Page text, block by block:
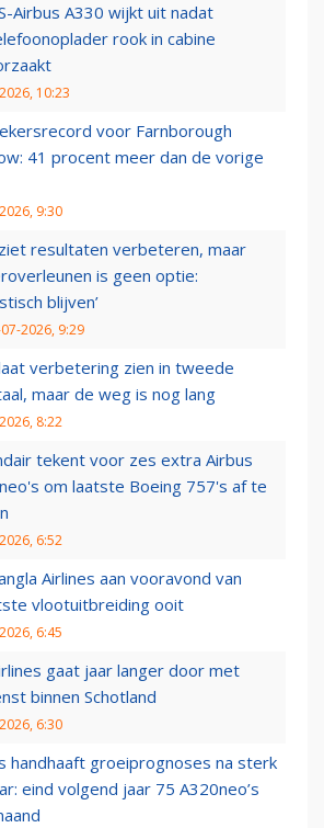
Airbus A330 wijkt uit nadat
rook in cabine
10:23
voor Farnborough
41 procent meer dan de vorige
9:30
resultaten verbeteren, maar
is geen optie:
blijven’
2026, 9:29
verbetering zien in tweede
maar de weg is nog lang
8:22
tekent voor zes extra Airbus
om laatste Boeing 757's af te
6:52
Airlines aan vooravond van
vlootuitbreiding ooit
6:45
gaat jaar langer door met
binnen Schotland
6:30
handhaaft groeiprognoses na sterk
eind volgend jaar 75 A320neo’s